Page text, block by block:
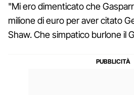
"Mi ero dimenticato che
milione di euro per aver citato
Shaw. Che simpatico burlone il